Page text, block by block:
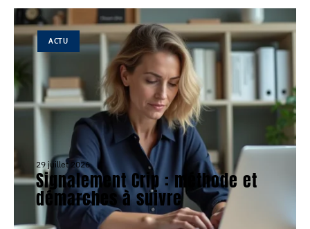
ACTU
29 juillet 2026
Signalement Crip : méthode et
démarches à suivre